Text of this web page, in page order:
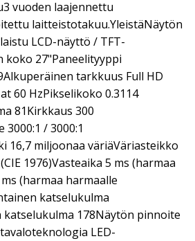
vuoden laajennettu
laitteistotakuu.YleistäNäytön
LCD-näyttö / TFT-
27"Paneelityyppi
tarkkuus Full HD
60 HzPikselikoko 0.3114
81Kirkkaus 300
/ 3000:1
16,7 miljoonaa väriäVäriasteikko
1976)Vasteaika 5 ms (harmaa
(harmaa harmaalle
katselukulma
katselukulma 178Näytön pinnoite
LED-